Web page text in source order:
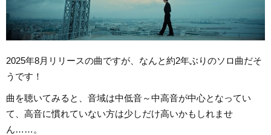
2025年8月リリースの曲ですが、なんと約2年ぶりのソロ曲だそ
うです！
曲を聴いてみると、音域は中低音～中高音が中心となってい
て、高音に慣れていない方は少しだけ高いかもしれませ
ん……。